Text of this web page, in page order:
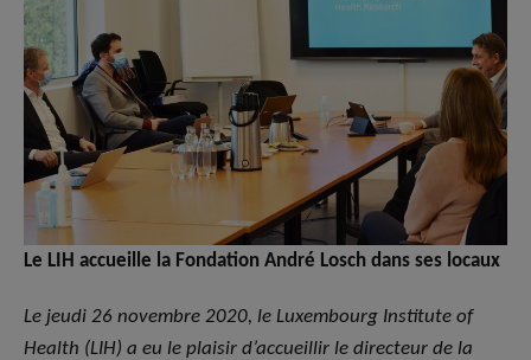
Le LIH accueille la Fondation André Losch dans ses locaux
Le jeudi 26 novembre 2020, le Luxembourg Institute of
Health (LIH) a eu le plaisir d’accueillir le directeur de la